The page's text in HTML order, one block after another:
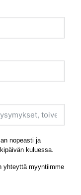
nopeasti ja
kuluessa.
yhteyttä myyntiimme